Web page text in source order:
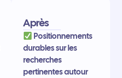
Après
Positionnements
durables sur les
recherches
pertinentes autour